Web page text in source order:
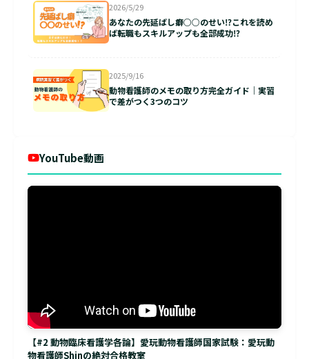
2026/5/29
あなたの先延ばし癖○○のせい⁉これを読め
ば転職もスキルアップも全部成功⁉
2025/9/16
動物看護師のメモの取り方完全ガイド｜実習
で差がつく3つのコツ
YouTube動画
【#2 動物臨床看護学各論】愛玩動物看護師国家試験：愛玩動
物看護師Shinの絶対合格教室